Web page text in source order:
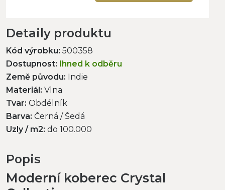
Detaily produktu
Kód výrobku: 500358
Dostupnost: Ihned k odběru
Země původu: Indie
Materiál: Vlna
Tvar: Obdélník
Barva: Černá / Šedá
Uzly / m2: do 100.000
Popis
Moderní koberec Crystal